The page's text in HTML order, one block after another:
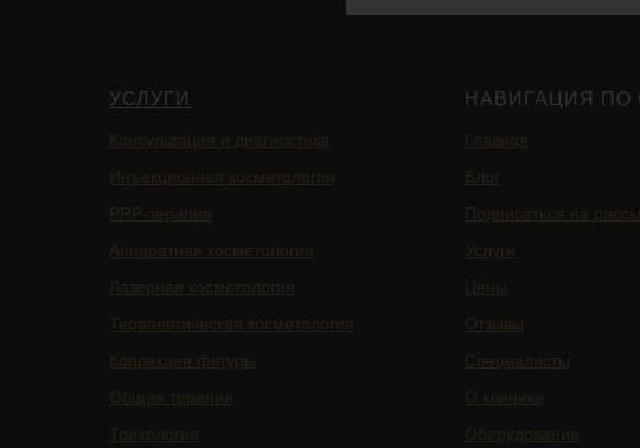
УСЛУГИ
Консультация и диагностика
Инъекционная косметология
PRP-терапия
Аппаратная косметология
Лазерная косметология
Терапевтическая косметология
Коррекция фигуры
Общая терапия
Трихология
НАВИГАЦИЯ ПО
Главная
Блог
Подписаться на
Услуги
Цены
Отзывы
Специалисты
О клинике
Оборудование